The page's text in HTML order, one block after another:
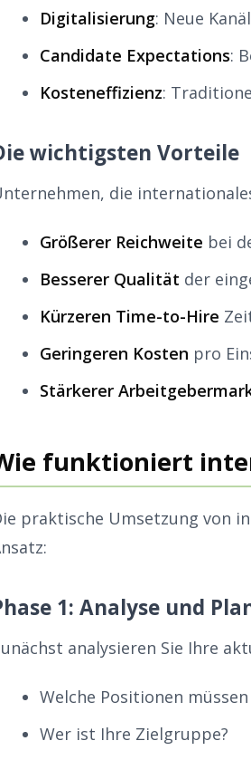
Digitalisierung: Neue
Candidate Expectations:
Kosteneffizienz:
wichtigsten Vorteile
die
Größerer Reichweite bei
Besserer Qualität der
Kürzeren Time-to-Hire
Geringeren Kosten pro
Stärkerer
funktioniert
praktische Umsetzung von
1: Analyse und
analysieren Sie Ihre
Welche Positionen
Wer ist Ihre Zielgruppe?